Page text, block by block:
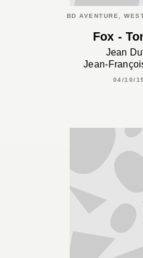
BD AVENTURE,
Fox -
Jean
Jean-
04/10/